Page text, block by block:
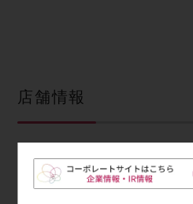
店舗情報
住所